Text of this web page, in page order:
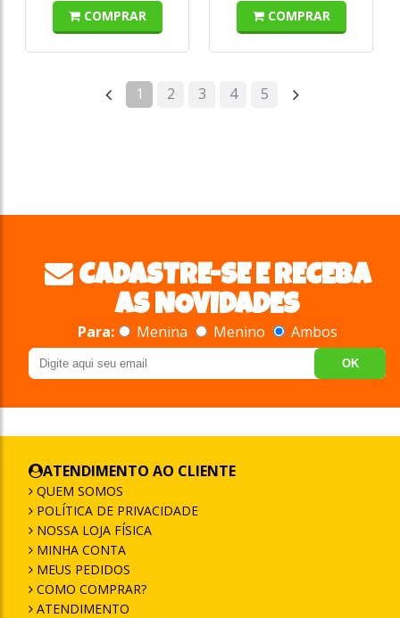
COMPRAR COMPRAR
1 2 3 4 5
CADASTRE-SE E RECEBA
AS NOVIDADES
Para: Menina Menino Ambos
OK
ATENDIMENTO AO CLIENTE
QUEM SOMOS
POLÍTICA DE PRIVACIDADE
NOSSA LOJA FÍSICA
MINHA CONTA
MEUS PEDIDOS
COMO COMPRAR?
ATENDIMENTO